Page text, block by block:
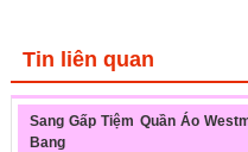
Tin liên quan
Sang Gấp Tiệm Quần Áo
Bang